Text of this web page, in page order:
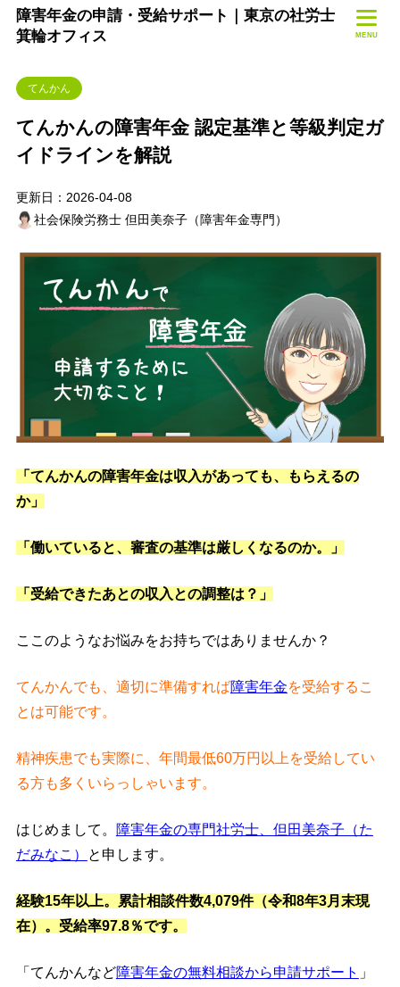
障害年金の申請・受給サポート｜東京の社労士
箕輪オフィス
MENU
てんかん
てんかんの障害年金 認定基準と等級判定ガ
イドラインを解説
更新日：2026-04-08
社会保険労務士 但田美奈子（障害年金専門）
「てんかんの障害年金は収入があっても、もらえるの
か」
「働いていると、審査の基準は厳しくなるのか。」
「受給できたあとの収入との調整は？」
ここのようなお悩みをお持ちではありませんか？
てんかんでも、適切に準備すれば障害年金を受給するこ
とは可能です。
精神疾患でも実際に、年間最低60万円以上を受給してい
る方も多くいらっしゃいます。
はじめまして。 障害年金の専門社労士、但田美奈子（た
だみなこ）
と申します。
経験15年以上。累計相談件数4,079件（令和8年3月末現
在）。受給率97.8％です。
「てんかんなど障害年金の無料相談から申請サポート 」